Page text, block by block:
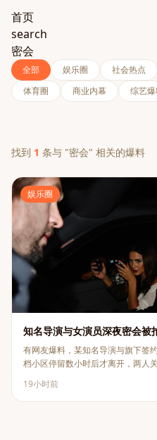
首页
search
密会
全部 娱乐圈 社会热点
体育圈
商业内幕 综艺
找到 1 条与 "密会" 相关的爆料
娱乐圈
知名导演与女演员深夜密会被
有网友爆料，某知名导演与旗下签
档小区停留数小时后才离开，两人
19小时前